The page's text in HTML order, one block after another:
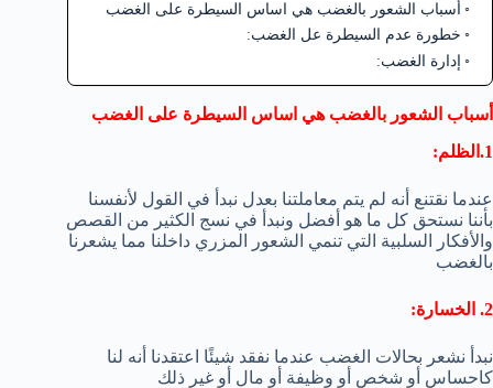
أسباب الشعور بالغضب هي اساس السيطرة على الغضب
خطورة عدم السيطرة عل الغضب:
إدارة الغضب:
أسباب الشعور بالغضب هي اساس السيطرة على الغضب
1.الظلم:
عندما نقتنع أنه لم يتم معاملتنا بعدل نبدأ في القول لأنفسنا
بأننا نستحق كل ما هو أفضل ونبدأ في نسج الكثير من القصص
والأفكار السلبية التي تنمي الشعور المزري داخلنا مما يشعرنا
بالغضب
2. الخسارة:
نبدأ نشعر بحالات الغضب عندما نفقد شيئًا اعتقدنا أنه لنا
كاحساس أو شخص أو وظيفة أو مال أو غير ذلك